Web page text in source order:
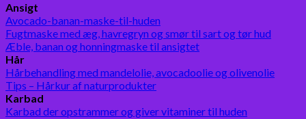
Ansigt
Avocado-banan-maske-til-huden
Fugtmaske med æg, havregryn og smør til sart og tør hud
Æble, banan og honningmaske til ansigtet
Hår
Hårbehandling med mandelolie, avocadoolie og olivenolie
Tips – Hårkur af naturprodukter
Karbad
Karbad der opstrammer og giver vitaminer til huden